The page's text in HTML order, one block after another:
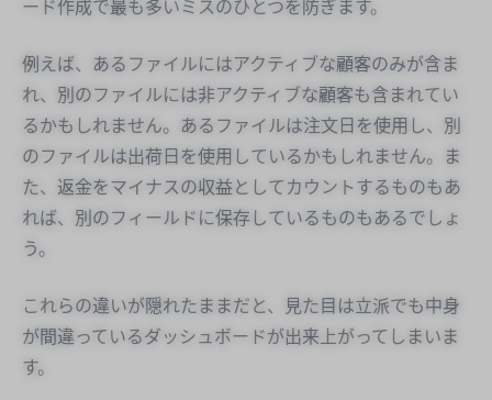
ード作成で最も多いミスのひとつを防ぎます。
例えば、あるファイルにはアクティブな顧客のみが含ま
れ、別のファイルには非アクティブな顧客も含まれてい
るかもしれません。あるファイルは注文日を使用し、別
のファイルは出荷日を使用しているかもしれません。ま
た、返金をマイナスの収益としてカウントするものもあ
れば、別のフィールドに保存しているものもあるでしょ
う。
これらの違いが隠れたままだと、見た目は立派でも中身
が間違っているダッシュボードが出来上がってしまいま
す。